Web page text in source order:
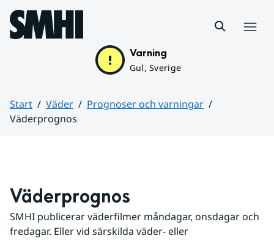
Hoppa till sidans innehåll
Varning
Gul, Sverige
Start Väder
Prognoser och varningar
Väderprognos
Väderprognos
SMHI publicerar väderfilmer måndagar, onsdagar och
fredagar. Eller vid särskilda väder- eller